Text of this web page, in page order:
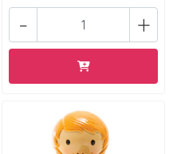
+
-